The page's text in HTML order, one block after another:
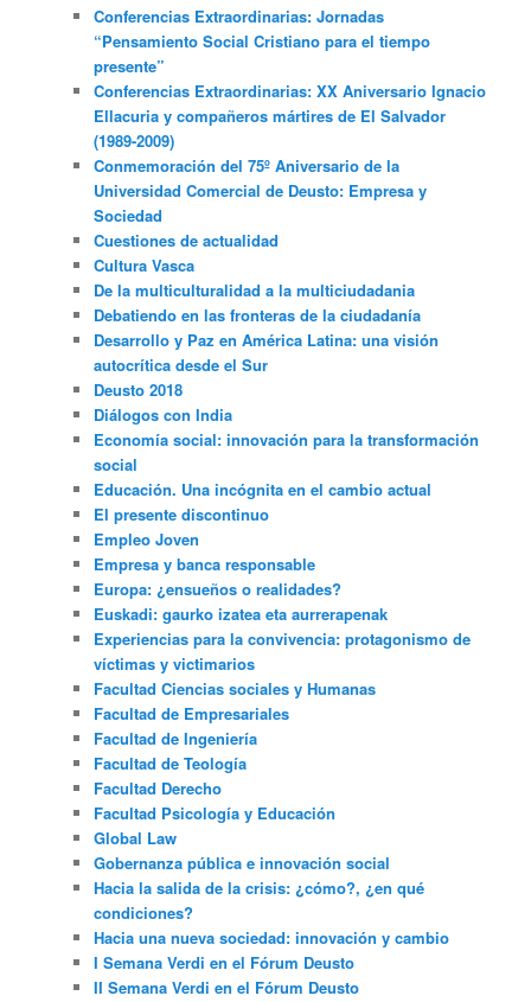
Conferencias Extraordinarias: Jornadas
“Pensamiento Social Cristiano para el tiempo
presente”
Conferencias Extraordinarias: XX Aniversario Ignacio
Ellacuria y compañeros mártires de El Salvador
(1989-2009)
Conmemoración del 75º Aniversario de la
Universidad Comercial de Deusto: Empresa y
Sociedad
Cuestiones de actualidad
Cultura Vasca
De la multiculturalidad a la multiciudadania
Debatiendo en las fronteras de la ciudadanía
Desarrollo y Paz en América Latina: una visión
autocrítica desde el Sur
Deusto 2018
Diálogos con India
Economía social: innovación para la transformación
social
Educación. Una incógnita en el cambio actual
El presente discontinuo
Empleo Joven
Empresa y banca responsable
Europa: ¿ensueños o realidades?
Euskadi: gaurko izatea eta aurrerapenak
Experiencias para la convivencia: protagonismo de
víctimas y victimarios
Facultad Ciencias sociales y Humanas
Facultad de Empresariales
Facultad de Ingeniería
Facultad de Teología
Facultad Derecho
Facultad Psicología y Educación
Global Law
Gobernanza pública e innovación social
Hacia la salida de la crisis: ¿cómo?, ¿en qué
condiciones?
Hacia una nueva sociedad: innovación y cambio
I Semana Verdi en el Fórum Deusto
II Semana Verdi en el Fórum Deusto